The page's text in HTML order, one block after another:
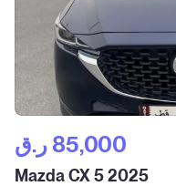
ر.ق‎ 85,000
Mazda CX 5 2025